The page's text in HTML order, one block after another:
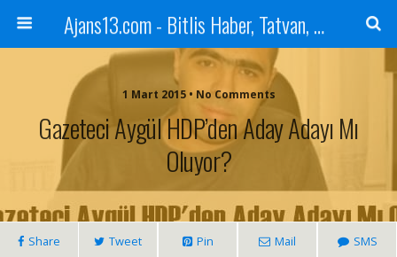
Ajans13.com - Bitlis Haber, Tatvan, Ahlat, Adilcevaz, Mutki, Hizan, Güroymak, Gazete, Ajans, 13, Haber
1 Mart 2015 • No Comments
Gazeteci Aygül HDP’den Aday Adayı Mı
Oluyor?
Share Tweet Pin Mail SMS